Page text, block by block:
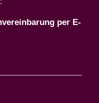
per E-